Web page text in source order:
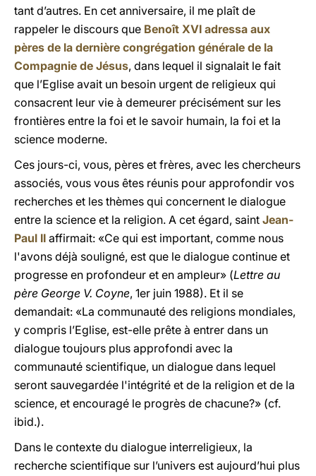
tant d’autres. En cet anniversaire, il me plaît de
rappeler le discours que Benoît XVI adressa aux
pères de la dernière congrégation générale de la
Compagnie de Jésus, dans lequel il signalait le fait
que l’Eglise avait un besoin urgent de religieux qui
consacrent leur vie à demeurer précisément sur les
frontières entre la foi et le savoir humain, la foi et la
science moderne.
Ces jours-ci, vous, pères et frères, avec les chercheurs
associés, vous vous êtes réunis pour approfondir vos
recherches et les thèmes qui concernent le dialogue
entre la science et la religion. A cet égard, saint Jean-
Paul II affirmait: «Ce qui est important, comme nous
l'avons déjà souligné, est que le dialogue continue et
progresse en profondeur et en ampleur» (Lettre au
père George V. Coyne, 1er juin 1988). Et il se
demandait: «La communauté des religions mondiales,
y compris l’Eglise, est-elle prête à entrer dans un
dialogue toujours plus approfondi avec la
communauté scientifique, un dialogue dans lequel
seront sauvegardée l'intégrité et de la religion et de la
science, et encouragé le progrès de chacune?» (cf.
ibid.).
Dans le contexte du dialogue interreligieux, la
recherche scientifique sur l’univers est aujourd’hui plus